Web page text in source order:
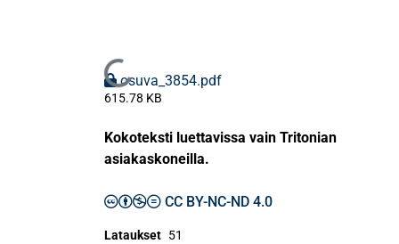
Ladataan...
osuva_3854.pdf
615.78 KB
Kokoteksti luettavissa vain Tritonian
asiakaskoneilla.
CC BY-NC-ND 4.0
Lataukset 51